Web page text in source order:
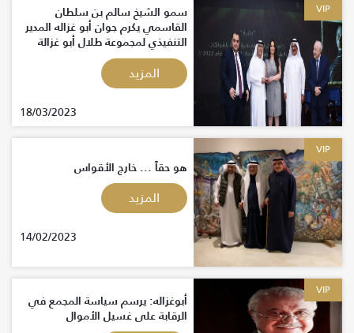
VIP سمو الشيخ سالم بن سلطان
القاسمي يكرم جوان أبو غزاله المدير
التنفيذي لمجموعة طلال أبو غزالة
العالمية
المزيد
18/03/2023
VIP
هو حقاً ... خارج الأقواس
المزيد
14/02/2023
VIP
أبوغزاله: يرسم سياسة المجمع في
الرقابة على غسيل الأموال